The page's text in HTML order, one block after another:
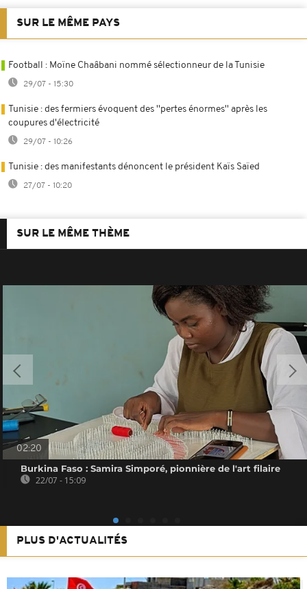
SUR LE MÊME PAYS
Football : Moïne Chaâbani nommé sélectionneur de la Tunisie
29/07 - 15:30
Tunisie : des fermiers évoquent des ''pertes énormes'' après les
coupures d'électricité
29/07 - 10:26
Tunisie : des manifestants dénoncent le président Kaïs Saïed
27/07 - 10:20
SUR LE MÊME THÈME
02:20
Burkina Faso : Samira Simporé, pionnière de l'art filaire
22/07 - 15:09
PLUS D'ACTUALITÉS